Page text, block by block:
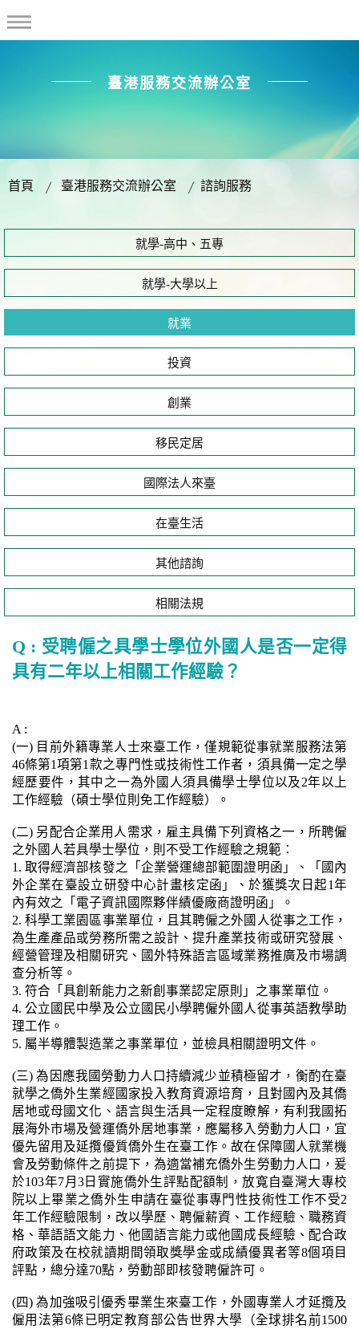
臺港服務交流辦公室
首頁 臺港服務交流辦公室 諮詢服務
就學-高中、五專
就學-大學以上
就業
投資
創業
移民定居
國際法人來臺
在臺生活
其他諮詢
相關法規
Q : 受聘僱之具學士學位外國人是否一定得
具有二年以上相關工作經驗？
A :
(一) 目前外籍專業人士來臺工作，僅規範從事就業服務法第
46條第1項第1款之專門性或技術性工作者，須具備一定之學
經歷要件，其中之一為外國人須具備學士學位以及2年以上
工作經驗（碩士學位則免工作經驗）。
(二) 另配合企業用人需求，雇主具備下列資格之一，所聘僱
之外國人若具學士學位，則不受工作經驗之規範：
1. 取得經濟部核發之「企業營運總部範圍證明函」、「國內
外企業在臺設立研發中心計畫核定函」、於獲獎次日起1年
內有效之「電子資訊國際夥伴績優廠商證明函」。
2. 科學工業園區事業單位，且其聘僱之外國人從事之工作，
為生產產品或勞務所需之設計、提升產業技術或研究發展、
經營管理及相關研究、國外特殊語言區域業務推廣及市場調
查分析等。
3. 符合「具創新能力之新創事業認定原則」之事業單位。
4. 公立國民中學及公立國民小學聘僱外國人從事英語教學助
理工作。
5. 屬半導體製造業之事業單位，並檢具相關證明文件。
(三) 為因應我國勞動力人口持續減少並積極留才，衡酌在臺
就學之僑外生業經國家投入教育資源培育，且對國內及其僑
居地或母國文化、語言與生活具一定程度瞭解，有利我國拓
展海外市場及營運僑外居地事業，應屬移入勞動力人口，宜
優先留用及延攬優質僑外生在臺工作。故在保障國人就業機
會及勞動條件之前提下，為適當補充僑外生勞動力人口，爰
於103年7月3日實施僑外生評點配額制，放寬自臺灣大專校
院以上畢業之僑外生申請在臺從事專門性技術性工作不受2
年工作經驗限制，改以學歷、聘僱薪資、工作經驗、職務資
格、華語語文能力、他國語言能力或他國成長經驗、配合政
府政策及在校就讀期間領取獎學金或成績優異者等8個項目
評點，總分達70點，勞動部即核發聘僱許可。
(四) 為加強吸引優秀畢業生來臺工作，外國專業人才延攬及
僱用法第6條已明定教育部公告世界大學（全球排名前1500